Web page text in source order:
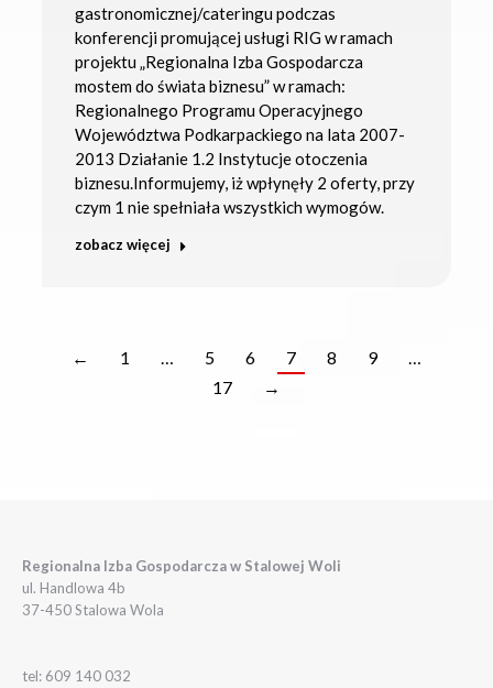
gastronomicznej/cateringu podczas
konferencji promującej usługi RIG w ramach
projektu „Regionalna Izba Gospodarcza
mostem do świata biznesu” w ramach:
Regionalnego Programu Operacyjnego
Województwa Podkarpackiego na lata 2007-
2013 Działanie 1.2 Instytucje otoczenia
biznesu.Informujemy, iż wpłynęły 2 oferty, przy
czym 1 nie spełniała wszystkich wymogów.
zobacz więcej
← 1 5 6 7 8 9
17
→
Regionalna Izba Gospodarcza w Stalowej Woli
ul. Handlowa 4b
37-450 Stalowa Wola
tel: 609 140 032